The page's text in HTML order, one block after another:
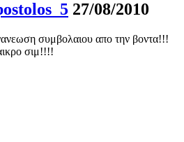
27/08/2010
συμβολαιου απο την βοντα!!!
σιμ!!!!